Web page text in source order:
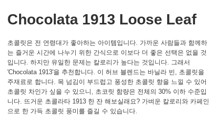
Chocolata 1913 Loose Leaf
초콜릿은 전 연령대가 좋아하는 아이템입니다. 가까운 사람들과 함께하
는 즐거운 시간에 나누기 위한 간식으로 이보다 더 좋은 선택은 없을 것
입니다. 하지만 유일한 문제는 칼로리가 높다는 것입니다. 그래서
'Chocolata 1913'을 추천합니다. 이 허브 블렌드는 바닐라 빈, 초콜릿을
주재료로 합니다. 목 넘김이 부드럽고 풍성한 초콜릿 향을 느낄 수 있어
초콜릿 차인가 싶을 수 있으니, 초코릿 함량은 전체의 30% 이하 수준입
니다. 뜨거운 초콜라타 1913 한 잔 해보실래요? 가벼운 칼로리와 카페인
으로 한 가득 초콜릿 풍미를 즐길 수 있습니다.